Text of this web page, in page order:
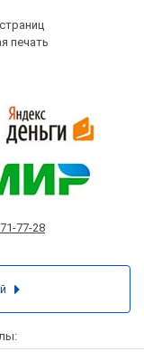
печать
77-28